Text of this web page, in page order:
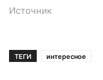
Источник
ТЕГИ интересное